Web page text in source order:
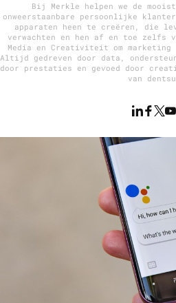
Adverteren
Events
Opleidingen
Bij Merkle helpen we de
onweerstaanbare persoonlijke
apparaten heen te creëren, die
verwachten en hen af en toe zelfs
Media en Creativiteit om marketing
Altijd gedreven door data,
door prestaties en gevoed door
van